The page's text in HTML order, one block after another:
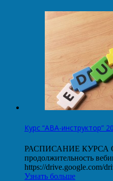
Курс “АВА-инструктор”
РАСПИСАНИЕ КУРСА
продолжительность
https://drive.google.com/
Узнать больше